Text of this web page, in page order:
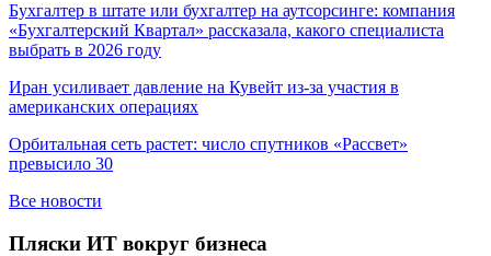
Бухгалтер в штате или бухгалтер на аутсорсинге: компания
«Бухгалтерский Квартал» рассказала, какого специалиста
выбрать в 2026 году
Иран усиливает давление на Кувейт из-за участия в
американских операциях
Орбитальная сеть растет: число спутников «Рассвет»
превысило 30
Все новости
Пляски ИТ вокруг бизнеса